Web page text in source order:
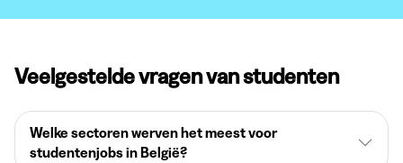
Veelgestelde vragen van studenten
Welke sectoren werven het meest voor
studentenjobs in België?